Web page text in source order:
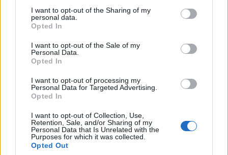
disclose it to other third parties.
Please note that this website/app uses one or more Google
services and may gather and store information including but
not limited to your visit or usage behaviour. You may click to
grant or deny consent to Google and its third-party tags to
consent section.
I want to opt-out of the Sharing of my
personal data.
Opted In
I want to opt-out of the Sale of my
Personal Data.
Opted In
I want to opt-out of processing my
Personal Data for Targeted Advertising.
Opted In
I want to opt-out of Collection, Use,
Retention, Sale, and/or Sharing of my
Personal Data that Is Unrelated with the
Purposes for which it was collected.
Opted Out